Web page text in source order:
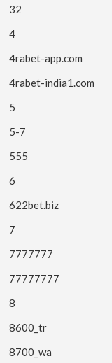
32
4
4rabet-app.com
4rabet-india1.com
5
5-7
555
6
622bet.biz
7
7777777
77777777
8
8600_tr
8700_wa